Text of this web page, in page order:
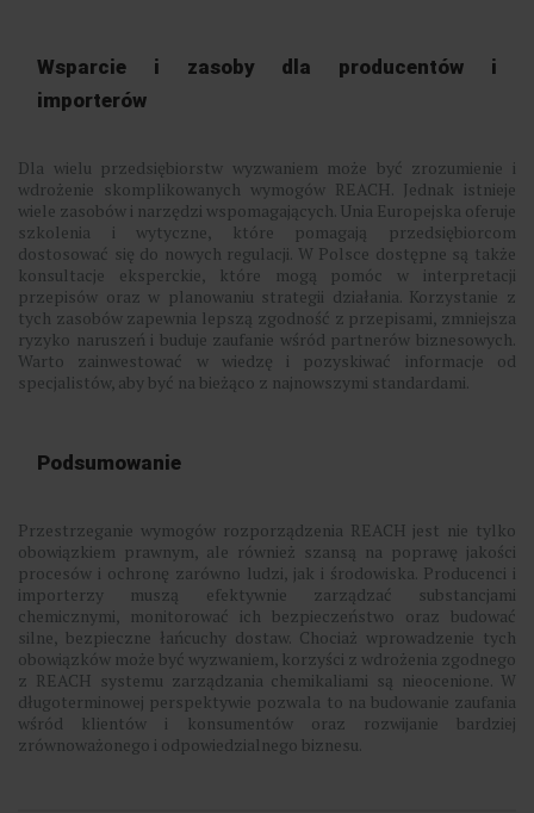
Wsparcie i zasoby dla producentów i
importerów
Dla wielu przedsiębiorstw wyzwaniem może być zrozumienie i
wdrożenie skomplikowanych wymogów REACH. Jednak istnieje
wiele zasobów i narzędzi wspomagających. Unia Europejska oferuje
szkolenia i wytyczne, które pomagają przedsiębiorcom
dostosować się do nowych regulacji. W Polsce dostępne są także
konsultacje eksperckie, które mogą pomóc w interpretacji
przepisów oraz w planowaniu strategii działania. Korzystanie z
tych zasobów zapewnia lepszą zgodność z przepisami, zmniejsza
ryzyko naruszeń i buduje zaufanie wśród partnerów biznesowych.
Warto zainwestować w wiedzę i pozyskiwać informacje od
specjalistów, aby być na bieżąco z najnowszymi standardami.
Podsumowanie
Przestrzeganie wymogów rozporządzenia REACH jest nie tylko
obowiązkiem prawnym, ale również szansą na poprawę jakości
procesów i ochronę zarówno ludzi, jak i środowiska. Producenci i
importerzy muszą efektywnie zarządzać substancjami
chemicznymi, monitorować ich bezpieczeństwo oraz budować
silne, bezpieczne łańcuchy dostaw. Chociaż wprowadzenie tych
obowiązków może być wyzwaniem, korzyści z wdrożenia zgodnego
z REACH systemu zarządzania chemikaliami są nieocenione. W
długoterminowej perspektywie pozwala to na budowanie zaufania
wśród klientów i konsumentów oraz rozwijanie bardziej
zrównoważonego i odpowiedzialnego biznesu.